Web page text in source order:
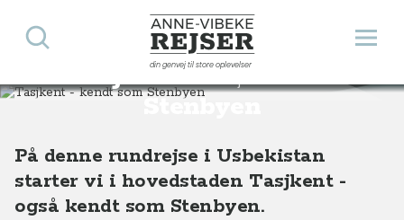
Anne-Vibeke Rejser
din genvej til store oplevelser
Åbn
Søg
Tasjkent - kendt som
Stenbyen
Destinationer Asien Usbekistan Tasjkent - stenbyen i Usbekistan
På denne rundrejse i Usbekistan
starter vi i hovedstaden Tasjkent -
også kendt som Stenbyen.